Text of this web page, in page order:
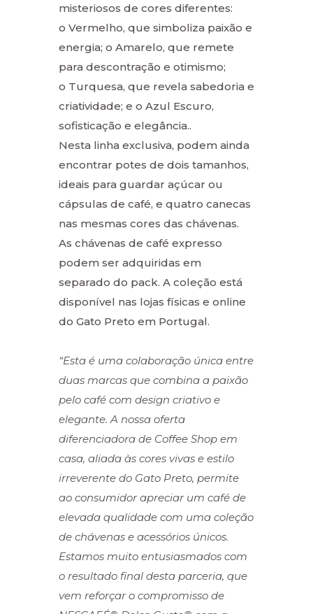
misteriosos de cores diferentes:
o Vermelho, que simboliza paixão e
energia; o Amarelo, que remete
para descontração e otimismo;
o Turquesa, que revela sabedoria e
criatividade; e o Azul Escuro,
sofisticação e elegância..
Nesta linha exclusiva, podem ainda
encontrar potes de dois tamanhos,
ideais para guardar açúcar ou
cápsulas de café, e quatro canecas
nas mesmas cores das chávenas.
As chávenas de café expresso
podem ser adquiridas em
separado do pack. A coleção está
disponível nas lojas físicas e online
do Gato Preto em Portugal.
“Esta é uma colaboração única entre
duas marcas que combina a paixão
pelo café com design criativo e
elegante. A nossa oferta
diferenciadora de Coffee Shop em
casa, aliada às cores vivas e estilo
irreverente do Gato Preto, permite
ao consumidor apreciar um café de
elevada qualidade com uma coleção
de chávenas e acessórios únicos.
Estamos muito entusiasmados com
o resultado final desta parceria, que
vem reforçar o compromisso de